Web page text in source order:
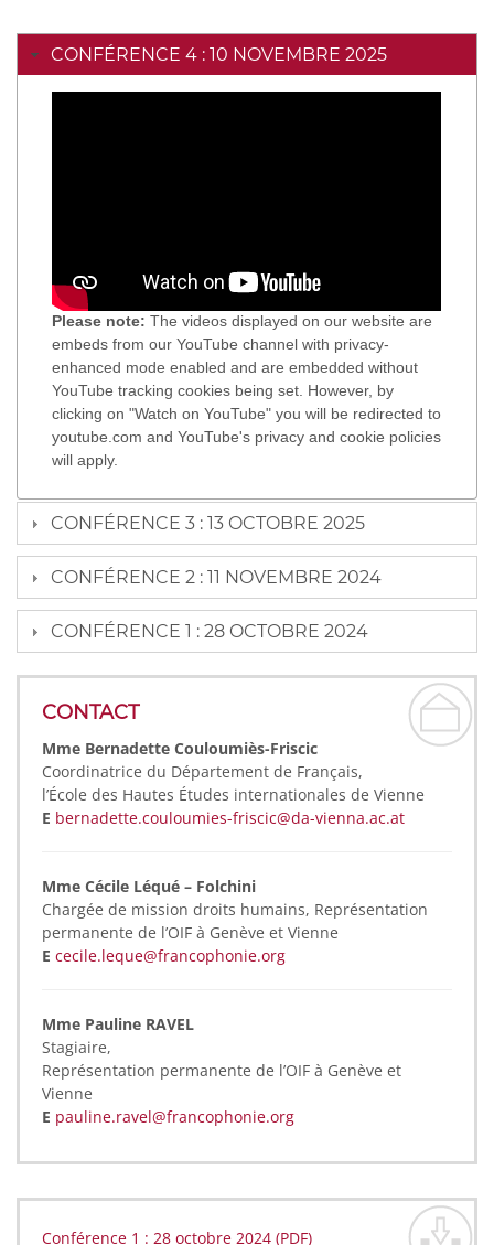
CONFÉRENCE 4 : 10 NOVEMBRE 2025
Please note: The videos displayed on our website are
embeds from our YouTube channel with privacy-
enhanced mode enabled and are embedded without
YouTube tracking cookies being set. However, by
clicking on "Watch on YouTube" you will be redirected to
youtube.com and YouTube's privacy and cookie policies
will apply.
CONFÉRENCE 3 : 13 OCTOBRE 2025
CONFÉRENCE 2 : 11 NOVEMBRE 2024
CONFÉRENCE 1 : 28 OCTOBRE 2024
CONTACT
Mme Bernadette Couloumiès-Friscic
Coordinatrice du Département de Français,
l’École des Hautes Études internationales de Vienne
E bernadette.couloumies-friscic@da-vienna.ac.at
Mme Cécile Léqué – Folchini
Chargée de mission droits humains, Représentation
permanente de l’OIF à Genève et Vienne
E cecile.leque@francophonie.org
Mme Pauline RAVEL
Stagiaire,
Représentation permanente de l’OIF à Genève et
Vienne
E pauline.ravel@francophonie.org
Conférence 1 : 28 octobre 2024 (PDF)